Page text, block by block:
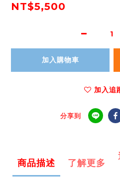
NT$5,500
加入購物車
加入追
分享到
商品描述 了解更多